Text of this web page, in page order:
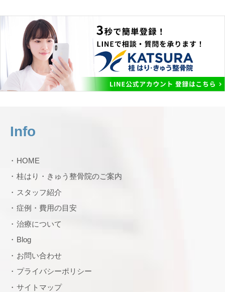
Info
HOME
桂はり・きゅう整骨院のご案内
スタッフ紹介
症例・費用の目安
治療について
Blog
お問い合わせ
プライバシーポリシー
サイトマップ